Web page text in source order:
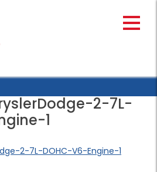
2-7L-
1
2-7L-DOHC-V6-Engine-1